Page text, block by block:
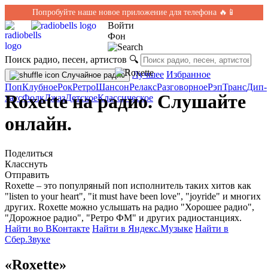
Попробуйте наше новое приложение для телефона 🔥📱
Войти
Фон
Поиск радио, песен, артистов 🔍
Случайное радио Лучшее Избранное
ПопКлубноеРокРетроШансонРелаксРазговорноеРэпТрансДип-
хаусФолкДжазДетскоеКлассическое
Roxette на радио. Слушайте
онлайн.
Поделиться
Класснуть
Отправить
Roxette – это популряный поп исполнитель таких хитов как
"listen to your heart", "it must have been love", "joyride" и многих
других. Roxette можно услышать на радио "Хорошее радио",
"Дорожное радио", "Ретро ФМ" и других радиостанциях.
Найти во ВКонтакте Найти в Яндекс.Музыке Найти в
Сбер.Звуке
«Roxette»